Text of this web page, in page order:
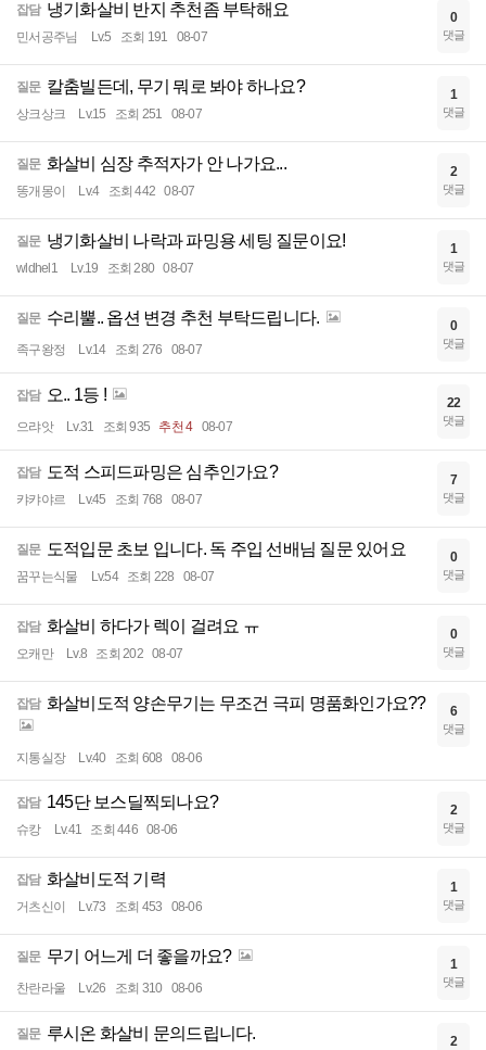
잡담 냉기화살비 반지 추천좀 부탁해요
민서공주님 Lv.5 조회 191 08-07
0
댓글
질문 칼춤빌든데, 무기 뭐로 봐야 하나요?
상크상크 Lv.15 조회 251 08-07
1
댓글
질문 화살비 심장 추적자가 안 나가요...
똥개몽이 Lv.4 조회 442 08-07
2
댓글
질문 냉기화살비 나락과 파밍용 세팅 질문이요!
wldhel1 Lv.19 조회 280 08-07
1
댓글
질문 수리뿔.. 옵션 변경 추천 부탁드립니다.
족구왕정 Lv.14 조회 276 08-07
0
댓글
잡담 오.. 1등 !
으랴앗 Lv.31 조회 935 추천 4 08-07
22
댓글
잡담 도적 스피드파밍은 심추인가요?
캬캬야르 Lv.45 조회 768 08-07
7
댓글
질문 도적입문 초보 입니다. 독 주입 선배님 질문 있어요
꿈꾸는식물 Lv.54 조회 228 08-07
0
댓글
잡담 화살비 하다가 렉이 걸려요 ㅠ
오캐만 Lv.8 조회 202 08-07
0
댓글
잡담 화살비도적 양손무기는 무조건 극피 명품화인가요??
지통실장 Lv.40 조회 608 08-06
6
댓글
잡담 145단 보스딜찍되나요?
슈캉 Lv.41 조회 446 08-06
2
댓글
잡담 화살비도적 기력
거츠신이 Lv.73 조회 453 08-06
1
댓글
질문 무기 어느게 더 좋을까요?
찬란라울 Lv.26 조회 310 08-06
1
댓글
질문 루시온 화살비 문의드립니다. 2